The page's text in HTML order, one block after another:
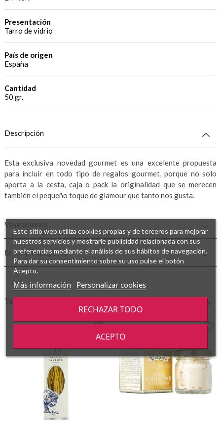
Presentación
Tarro de vidrio
País de origen
España
Cantidad
50 gr.
Descripción
Esta exclusiva novedad gourmet es una excelente propuesta
para incluir en todo tipo de regalos gourmet, porque no solo
aporta a la cesta, caja o pack la originalidad que se merecen
también el pequeño toque de glamour que tanto nos gusta.
Valoraciones
Envío y Transporte
También podría gustarte
‹ ›
Este sitio web utiliza cookies propias y de terceros para mejorar
nuestros servicios y mostrarle publicidad relacionada con sus
preferencias mediante el análisis de sus hábitos de navegación.
Para dar su consentimiento sobre su uso pulse el botón
Acepto.
Más información Personalizar cookies
RECHAZAR TODO
ACEPTO